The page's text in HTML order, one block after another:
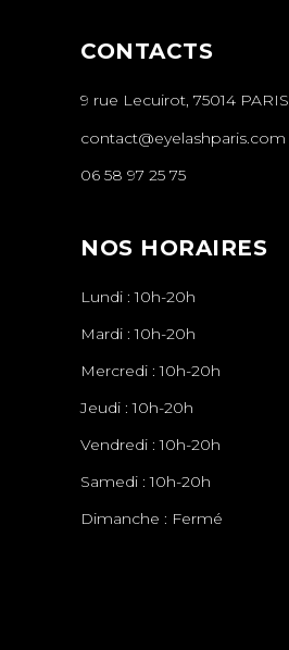
CONTACTS
9 rue Lecuirot, 75014 PARIS
contact@eyelashparis.com
06 58 97 25 75
NOS HORAIRES
Lundi : 10h-20h
Mardi : 10h-20h
Mercredi : 10h-20h
Jeudi : 10h-20h
Vendredi : 10h-20h
Samedi : 10h-20h
Dimanche : Fermé